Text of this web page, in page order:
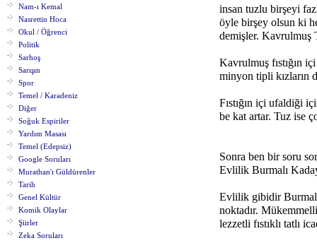
Nam-ı Kemal
Nasrettin Hoca
Okul / Öğrenci
Politik
Sarhoş
Sarışın
Spor
Temel / Karadeniz
Diğer
Soğuk Espiriler
Yardım Masası
Temel (Edepsiz)
Google Soruları
Murathan'ı Güldürenler
Tarih
Genel Kültür
Komik Olaylar
Şiirler
Zeka Soruları
insan tuzlu birşeyi
öyle birşey olsun ki
demişler. Kavrulmuş
Kavrulmuş fıstığın
minyon tipli kızların
Fıstığın içi ufaldiği
be kat artar. Tuz ise
Sonra ben bir soru
Evlilik Burmalı
Evlilik gibidir Burmalı
noktadır.
lezzetli fıstıklı tatlı